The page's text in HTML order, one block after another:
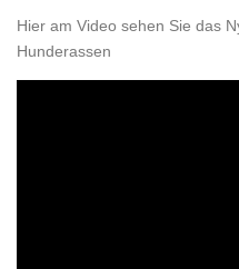
Hier am Video sehen Sie das
Hunderassen